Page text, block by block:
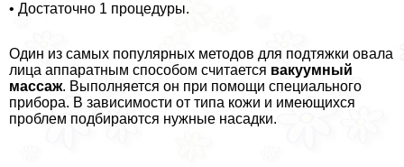
• Достаточно 1 процедуры.
Один из самых популярных методов для подтяжки овала
лица аппаратным способом считается вакуумный
массаж. Выполняется он при помощи специального
прибора. В зависимости от типа кожи и имеющихся
проблем подбираются нужные насадки.